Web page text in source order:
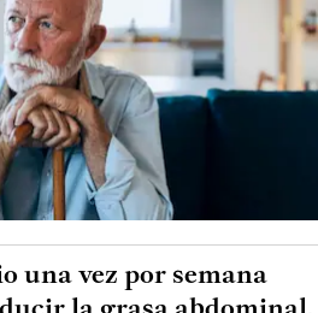
una vez por semana